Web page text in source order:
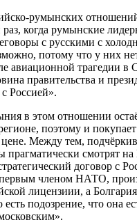
румынских
раз, когда румынские
с русскими с
потому что у них
авиационной трагедии в
правительства и
Россией».
в этом отношении
поэтому и
Между тем,
прагматически смотрят
договор с
первым членом НАТО,
лицензиии, а Болгария
подозрение, что она